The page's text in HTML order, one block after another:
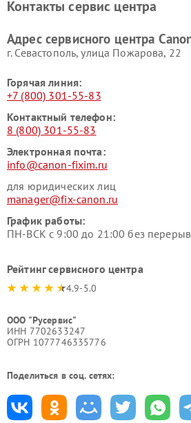
Контакты сервис центра
Адрес сервисного центра
г. Севастополь, улица Пожарова, 22
Горячая линия:
+7 (800) 301-55-83
Контактный телефон:
8 (800) 301-55-83
Электронная почта:
info@canon-fixim.ru
для юридических лиц
manager@fix-canon.ru
График работы:
ПН-ВСК с 9:00 до 21:00 без
Рейтинг сервисного центра
4.9-5.0
ООО "Русервис"
ИНН 7702633247
ОГРН 1077746335776
Поделиться в соц. сетях: